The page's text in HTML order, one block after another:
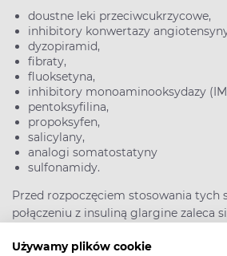
Używamy plików cookie
doustne leki przeciwcukrzycowe,
inhibitory konwertazy
dyzopiramid,
fibraty,
fluoksetyna,
inhibitory monoaminooksydazy
pentoksyfilina,
propoksyfen,
salicylany,
analogi somatostatyny
sulfonamidy.
Przed rozpoczęciem stosowania tych
połączeniu z insuliną glargine zaleca
monitorowania ewentualnych